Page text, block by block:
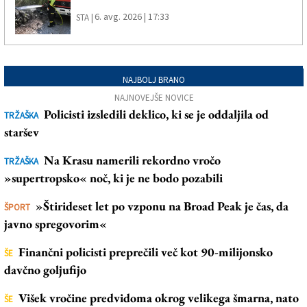
STA | 6. avg. 2026 | 17:33
NAJBOLJ BRANO
NAJNOVEJŠE NOVICE
TRŽAŠKA Policisti izsledili deklico, ki se je oddaljila od
staršev
TRŽAŠKA Na Krasu namerili rekordno vročo
»supertropsko« noč, ki je ne bodo pozabili
ŠPORT »Štirideset let po vzponu na Broad Peak je čas, da
javno spregovorim«
ŠE Finančni policisti preprečili več kot 90-milijonsko
davčno goljufijo
ŠE Višek vročine predvidoma okrog velikega šmarna, nato